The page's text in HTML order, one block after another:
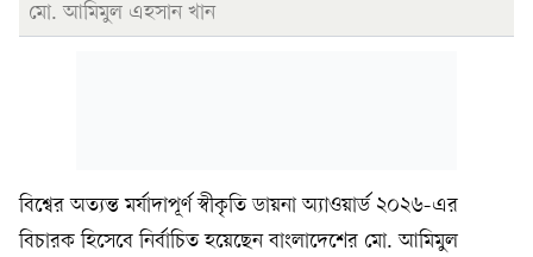
মো. আমিমুল এহসান খান
বিশ্বের অত্যন্ত মর্যাদাপূর্ণ স্বীকৃতি ডায়না অ্যাওয়ার্ড ২০২৬-এর
বিচারক হিসেবে নির্বাচিত হয়েছেন বাংলাদেশের মো. আমিমুল